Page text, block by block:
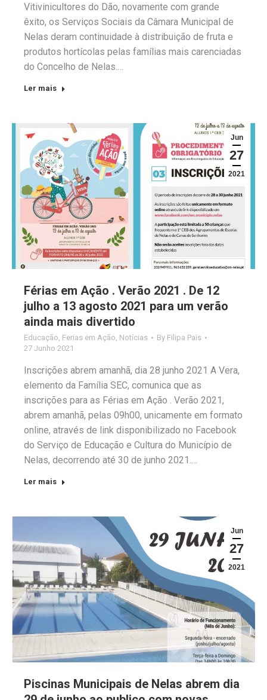
Vitivinicultores do Dão, novamente com grande
êxito, os Serviços Sociais da Câmara Municipal de
Nelas deram continuidade à distribuição de fruta e
produtos hortícolas pelas famílias mais carenciadas
do Concelho de Nelas.…
Ler mais
Jun
27
2021
Férias em Ação . Verão 2021 . De 12
julho a 13 agosto 2021 para um verão
ainda mais divertido
Educação, Ferias em Ação, Notícias By Filipa Pais
27 Junho 2021
Inscrições abrem amanhã, dia 28 junho 2021 A Vera,
elemento da Família SEC, comunica que as
inscrições para as Férias em Ação . Verão 2021,
abrem amanhã, pelas 09h00, unicamente em formato
online, através de link disponibilizado no Facebook
do Serviço de Educação e Cultura do Município de
Nelas, decorrendo até 30 de junho 2021.…
Ler mais
Jun
27
2021
Piscinas Municipais de Nelas abrem dia